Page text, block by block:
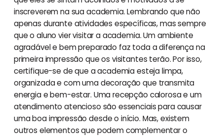
inscreverem na sua academia. Lembrando que não
apenas durante atividades específicas, mas sempre
que o aluno vier visitar a academia. Um ambiente
agradável e bem preparado faz toda a diferença na
primeira impressão que os visitantes terão. Por isso,
certifique-se de que a academia esteja limpa,
organizada e com uma decoração que transmita
energia e bem-estar. Uma recepção calorosa e um
atendimento atencioso são essenciais para causar
uma boa impressão desde o início. Mas, existem
outros elementos que podem complementar o